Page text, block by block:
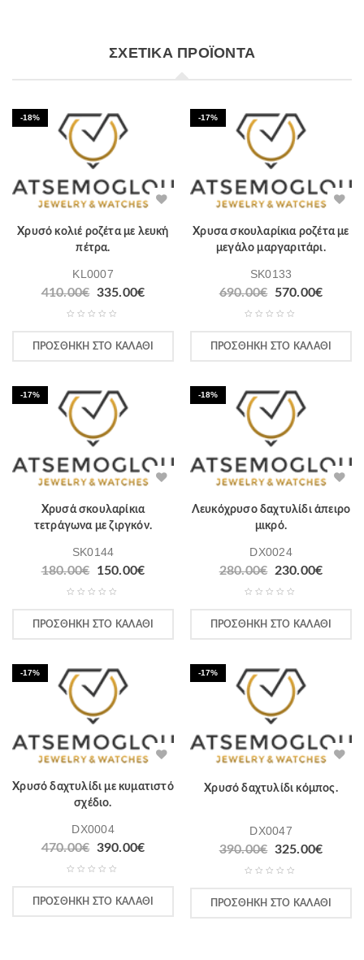
ΣΧΕΤΙΚΆ ΠΡΟΪΌΝΤΑ
-18%
Χρυσό κολιέ ροζέτα με λευκή
πέτρα.
KL0007
410.00€ 335.00€
ΠΡΟΣΘΉΚΗ ΣΤΟ ΚΑΛΆΘΙ
-17%
Χρυσα σκουλαρίκια ροζέτα με
μεγάλο μαργαριτάρι.
SK0133
690.00€ 570.00€
ΠΡΟΣΘΉΚΗ ΣΤΟ ΚΑΛΆΘΙ
-17%
Χρυσά σκουλαρίκια
τετράγωνα με ζιργκόν.
SK0144
180.00€ 150.00€
ΠΡΟΣΘΉΚΗ ΣΤΟ ΚΑΛΆΘΙ
-18%
Λευκόχρυσο δαχτυλίδι άπειρο
μικρό.
DX0024
280.00€ 230.00€
ΠΡΟΣΘΉΚΗ ΣΤΟ ΚΑΛΆΘΙ
-17%
Χρυσό δαχτυλίδι με κυματιστό
σχέδιο.
DX0004
470.00€ 390.00€
ΠΡΟΣΘΉΚΗ ΣΤΟ ΚΑΛΆΘΙ
-17%
Χρυσό δαχτυλίδι κόμπος.
DX0047
390.00€ 325.00€
ΠΡΟΣΘΉΚΗ ΣΤΟ ΚΑΛΆΘΙ